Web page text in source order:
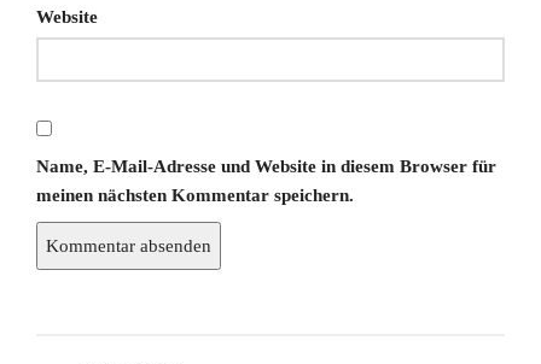
Website
Name, E-Mail-Adresse und Website in diesem Browser für
meinen nächsten Kommentar speichern.